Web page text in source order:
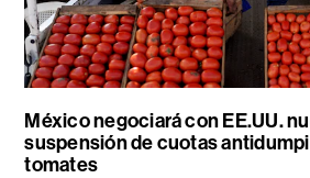
México negociará con EE.UU.
suspensión de cuotas
tomates